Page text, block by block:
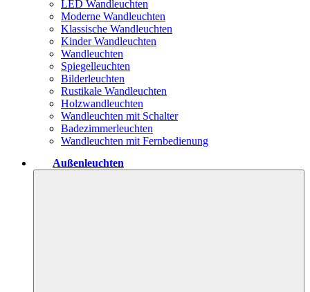
LED Wandleuchten
Moderne Wandleuchten
Klassische Wandleuchten
Kinder Wandleuchten
Wandleuchten
Spiegelleuchten
Bilderleuchten
Rustikale Wandleuchten
Holzwandleuchten
Wandleuchten mit Schalter
Badezimmerleuchten
Wandleuchten mit Fernbedienung
Außenleuchten